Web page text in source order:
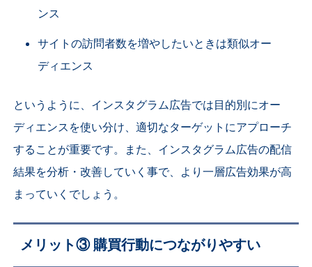
ンス
サイトの訪問者数を増やしたいときは類似オー
ディエンス
というように、インスタグラム広告では目的別にオー
ディエンスを使い分け、適切なターゲットにアプローチ
することが重要です。また、インスタグラム広告の配信
結果を分析・改善していく事で、より一層広告効果が高
まっていくでしょう。
メリット③購買行動につながりやすい